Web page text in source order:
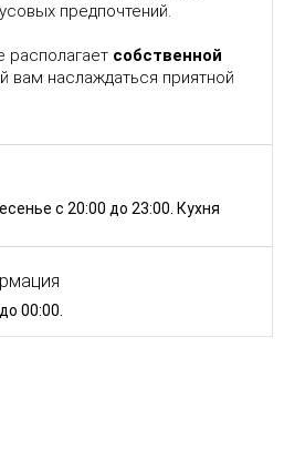
предпочтений.
располагает собственной
вам наслаждаться приятной
с 20:00 до 23:00. Кухня
00:00.